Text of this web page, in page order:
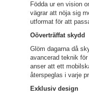
Födda ur en vision
vägrar att nöja sig
utformat för att
Oöverträffat skydd
Glöm dagarna då
avancerad teknik
anser att ett
återspeglas i varje
Exklusiv design